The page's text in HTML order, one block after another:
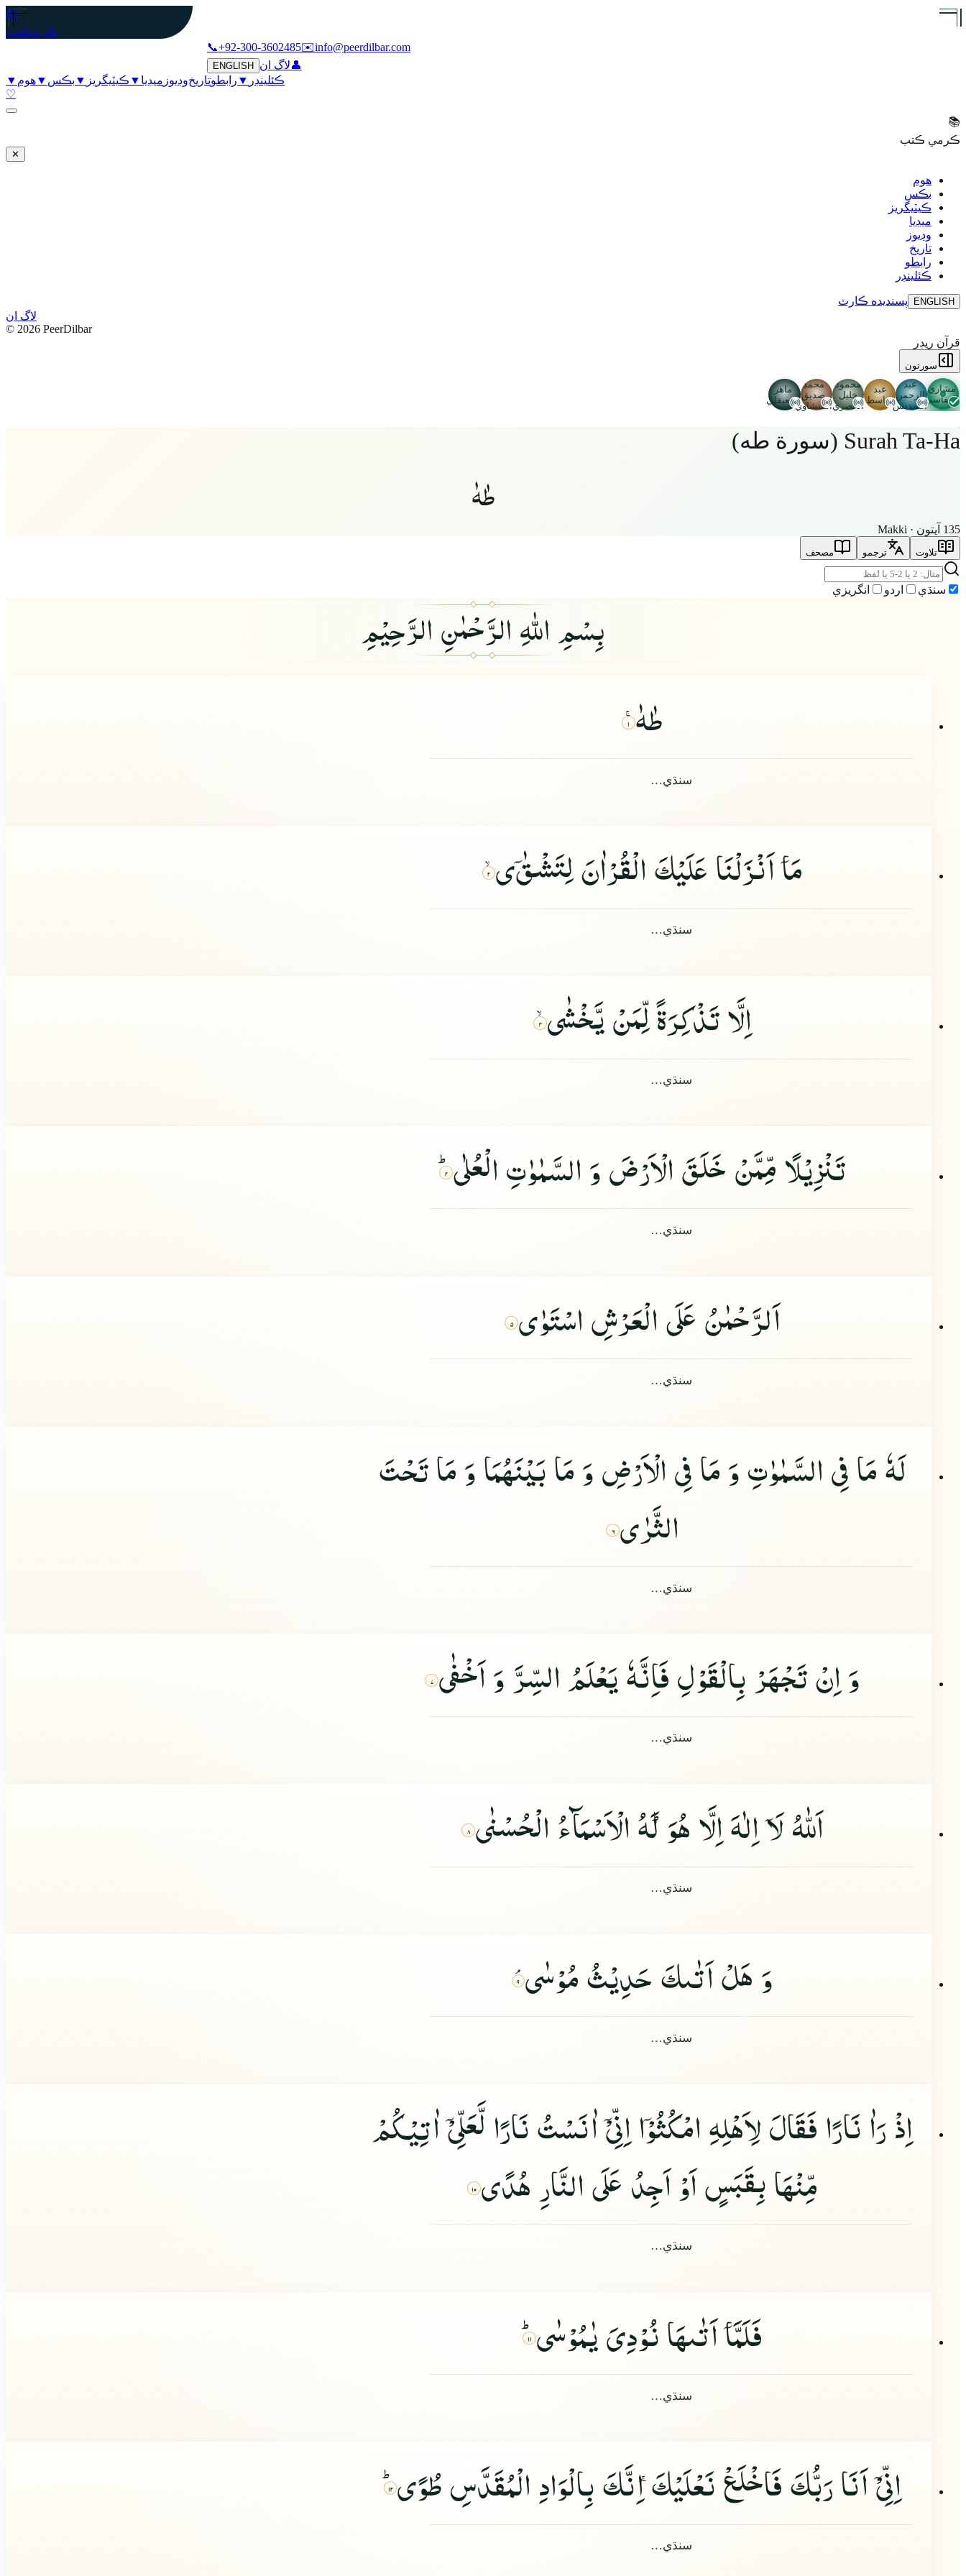
📚
ڪرميڪتب
📞+92-300-3602485✉️info@peerdilbar.com
ENGLISH 👤لاگ ان
هوم ▼ بڪس ▼ ڪيٽيگريز ▼ ميڊيا ▼ وڊيوزتاريخرابطو ڪئلينڊر ▼
♡
📚
ڪرمي ڪتب
✕
هوم
بڪس
ڪيٽيگريز
ميڊيا
وڊيوز
تاريخ
رابطو
ڪئلينڊر
ENGLISH پسنديده ڪارٽ
لاگ ان
© 2026 PeerDilbar
قرآن ريڊر
سورتون
مشاري
العفاسي
عبد
الرحمن
السديس
عبد
الباسط
محمود
خليل
الحصري
محمد
صديق
المنشاوي
ماهر
المعيقلي
Surah Ta-Ha (سورة طه)
طٰهٰ
135 آيتون · Makki
تلاوت ترجمو مصحف
سنڌي اردو انگريزي
بِسْمِ اللهِ الرَّحْمٰنِ الرَّحِيْمِ
طٰهٰ ۱
سنڌي…
مَااَنْزَلْنَا عَلَیْكَ الْقُرْاٰنَ لِتَشْقٰى ۲
سنڌي…
اِلَّا تَذْكِرَةً لِّمَنْ یَّخْشٰى ۳
سنڌي…
تَنْزِیْلًا مِّمَّنْ خَلَقَ الْاَرْضَ وَ السَّمٰوٰتِ الْعُلٰىؕ ۴
سنڌي…
اَلرَّحْمٰنُ عَلَى الْعَرْشِ اسْتَوٰى ۵
سنڌي…
لَهٗ مَا فِی السَّمٰوٰتِ وَ مَا فِی الْاَرْضِ وَ مَا بَیْنَهُمَا وَ مَا تَحْتَ
الثَّرٰى ۶
سنڌي…
وَ اِنْ تَجْهَرْ بِالْقَوْلِ فَاِنَّهٗ یَعْلَمُ السِّرَّ وَ اَخْفٰى ۷
سنڌي…
اَللّٰهُ لَااِلٰهَ اِلَّا هُوَ١ؕ لَهُ الْاَسْمَآءُ الْحُسْنٰى ۸
سنڌي…
وَ هَلْ اَتٰىكَ حَدِیْثُ مُوْسٰى ۹
سنڌي…
اِذْ رَاٰ نَارًا فَقَالَ لِاَهْلِهِ امْكُثُوْا اِنِّیْاٰنَسْتُ نَارًا لَّعَلِّیْاٰتِیْكُمْ
مِّنْهَا بِقَبَسٍ اَوْ اَجِدُ عَلَى النَّارِ هُدًى ۱۰
سنڌي…
فَلَمَّااَتٰىهَا نُوْدِیَ یٰمُوْسٰىؕ ۱۱
سنڌي…
اِنِّیْاَنَا رَبُّكَ فَاخْلَعْ نَعْلَیْكَاِنَّكَ بِالْوَادِ الْمُقَدَّسِ طُوًىؕ ۱۲
سنڌي…